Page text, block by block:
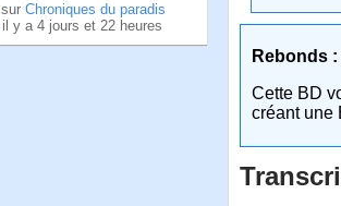
sur Chroniques du paradis
il y a 4 jours et 22 heures
Rebonds :
Cette BD
créant une